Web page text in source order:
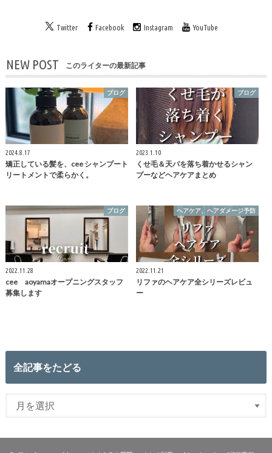
Twitter Facebook Instagram YouTube
NEW POST このライターの最新記事
ブログ
2024.8.17
矯正している髪を、cee シャンプート
リートメントで柔らかく。
ブログ
2023.1.10
くせ毛＆天パを落ち着かせるシャン
プーなどヘアケアまとめ
ブログ
2022.11.28
cee aoyamaオープニングスタッフ
募集します
ヘアケア、ヘアダメージ予防
2022.11.21
リファのヘアケア全シリーズレビュ
ー
全記事をたどる